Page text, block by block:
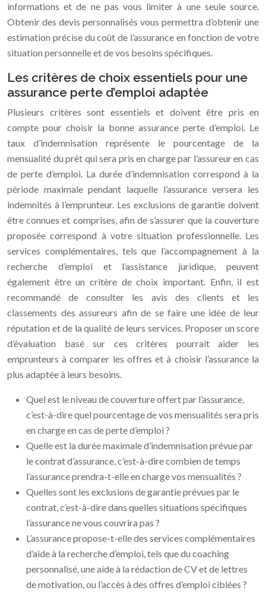
informations et de ne pas vous limiter à une seule source.
Obtenir des devis personnalisés vous permettra d’obtenir une
estimation précise du coût de l’assurance en fonction de votre
situation personnelle et de vos besoins spécifiques.
Les critères de choix essentiels pour une
assurance perte d’emploi adaptée
Plusieurs critères sont essentiels et doivent être pris en
compte pour choisir la bonne assurance perte d’emploi. Le
taux d’indemnisation représente le pourcentage de la
mensualité du prêt qui sera pris en charge par l’assureur en cas
de perte d’emploi. La durée d’indemnisation correspond à la
période maximale pendant laquelle l’assurance versera les
indemnités à l’emprunteur. Les exclusions de garantie doivent
être connues et comprises, afin de s’assurer que la couverture
proposée correspond à votre situation professionnelle. Les
services complémentaires, tels que l’accompagnement à la
recherche d’emploi et l’assistance juridique, peuvent
également être un critère de choix important. Enfin, il est
recommandé de consulter les avis des clients et les
classements des assureurs afin de se faire une idée de leur
réputation et de la qualité de leurs services. Proposer un score
d’évaluation basé sur ces critères pourrait aider les
emprunteurs à comparer les offres et à choisir l’assurance la
plus adaptée à leurs besoins.
Quel est le niveau de couverture offert par l’assurance,
c’est-à-dire quel pourcentage de vos mensualités sera pris
en charge en cas de perte d’emploi ?
Quelle est la durée maximale d’indemnisation prévue par
le contrat d’assurance, c’est-à-dire combien de temps
l’assurance prendra-t-elle en charge vos mensualités ?
Quelles sont les exclusions de garantie prévues par le
contrat, c’est-à-dire dans quelles situations spécifiques
l’assurance ne vous couvrira pas ?
L’assurance propose-t-elle des services complémentaires
d’aide à la recherche d’emploi, tels que du coaching
personnalisé, une aide à la rédaction de CV et de lettres
de motivation, ou l’accès à des offres d’emploi ciblées ?